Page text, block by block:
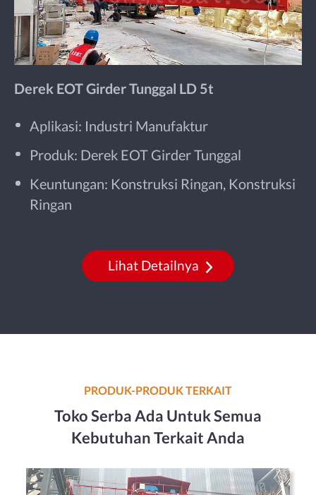
Derek EOT Girder Tunggal LD 5t
Aplikasi: Industri Manufaktur
Produk: Derek EOT Girder Tunggal
Keuntungan: Konstruksi Ringan, Konstruksi
Ringan
Lihat Detailnya
PRODUK-PRODUK TERKAIT
Toko Serba Ada Untuk Semua
Kebutuhan Terkait Anda